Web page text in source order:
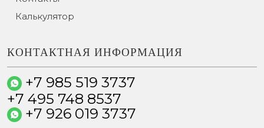
Калькулятор
КОНТАКТНАЯ ИНФОРМАЦИЯ
+7 985 519 3737
+7 495 748 8537
+7 926 019 3737